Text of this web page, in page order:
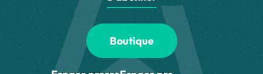
Boutique